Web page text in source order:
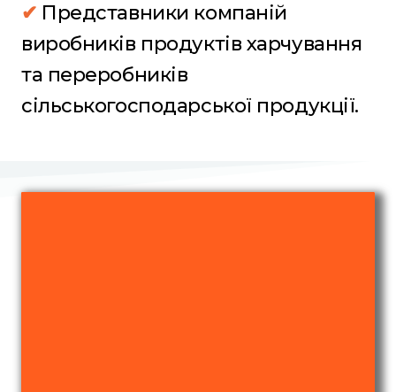
✔ Представники компаній
виробників продуктів харчування
та переробників
сільськогосподарської продукції.